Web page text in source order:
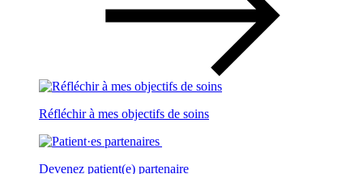
Réfléchir à mes objectifs de soins
Devenez patient(e) partenaire